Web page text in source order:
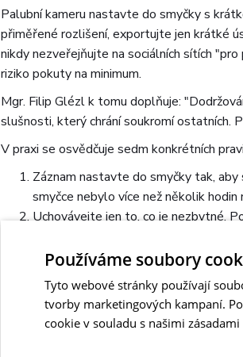
Palubní kameru nastavte do smyčky s
přiměřené rozlišení, exportujte jen krátké
nikdy nezveřejňujte na sociálních sítích
riziko pokuty na minimum.
Mgr. Filip Glézl k tomu doplňuje:
slušnosti, který chrání soukromí ostatních.
V praxi se osvědčuje sedm konkrétních
Záznam nastavte do smyčky tak,
smyčce nebylo více než několik hodin
Uchovávejte jen to, co je nezbytné.
Omezte záběr kamery na vozovku a
zbytečně zachycují náhodní lidé.
Zvolte přiměřené rozlišení -
Záznamy nezveřejňujte na YouTube
Používáme soubory
Tyto webové stránky používají
tvorby marketingových kampaní.
cookie v souladu s našimi